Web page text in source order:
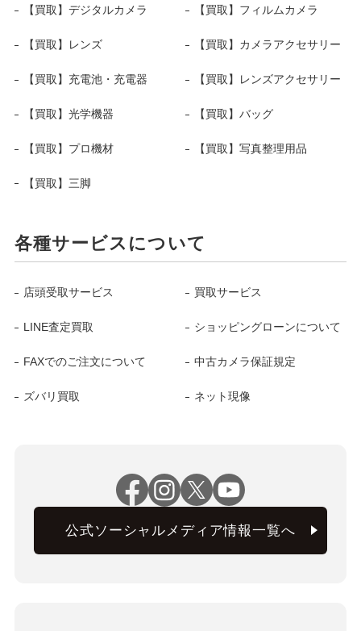
【買取】デジタルカメラ 【買取】フィルムカメラ
【買取】レンズ 【買取】カメラアクセサリー
【買取】充電池・充電器 【買取】レンズアクセサリー
【買取】光学機器 【買取】バッグ
【買取】プロ機材 【買取】写真整理用品
【買取】三脚
各種サービスについて
店頭受取サービス 買取サービス
LINE査定買取 ショッピングローンについて
FAXでのご注文について 中古カメラ保証規定
ズバリ買取 ネット現像
公式ソーシャルメディア情報一覧へ